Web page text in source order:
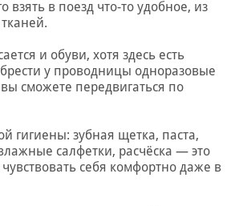
взять в поезд что-то удобное, из
и обуви, хотя здесь есть
у проводницы одноразовые
сможете передвигаться по
гигиены: зубная щетка, паста,
салфетки, расчёска — это
себя комфортно даже в